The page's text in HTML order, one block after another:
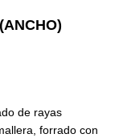
de rayas
forrado con